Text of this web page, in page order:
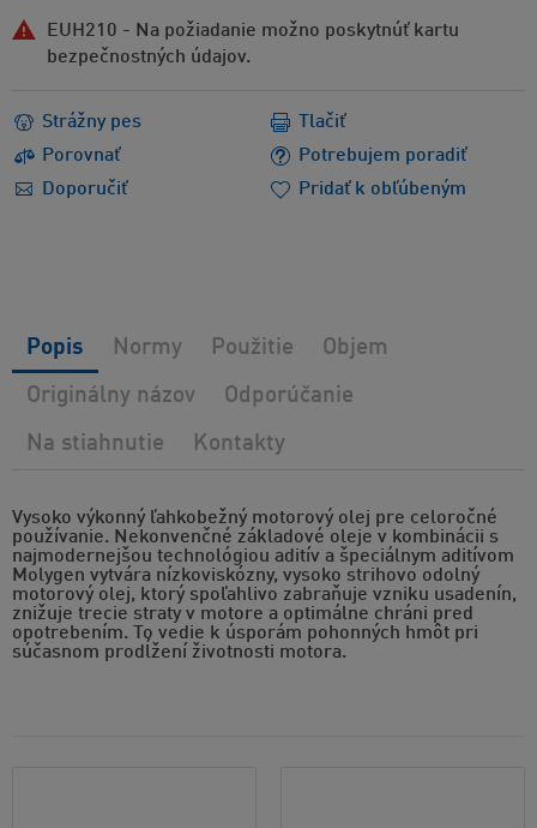
EUH210 - Na požiadanie možno poskytnúť kartu
bezpečnostných údajov.
Strážny pes
Porovnať
Potrebujem poradiť
Doporučiť
Tlačiť
Pridať k obľúbeným
Vysoko výkonný ľahkobežný motorový olej pre celoročné
používanie. Nekonvenčné základové oleje v kombinácii s
najmodernejšou technológiou aditív a špeciálnym aditívom
Molygen vytvára nízkoviskózny, vysoko strihovo odolný
motorový olej, ktorý spoľahlivo zabraňuje vzniku usadenín,
znižuje trecie straty v motore a optimálne chráni pred
opotrebením. To vedie k úsporám pohonných hmôt pri
súčasnom prodĺžení životnosti motora.
Popis Normy Použitie Objem
Originálny názov Odporúčanie
Na stiahnutie Kontakty